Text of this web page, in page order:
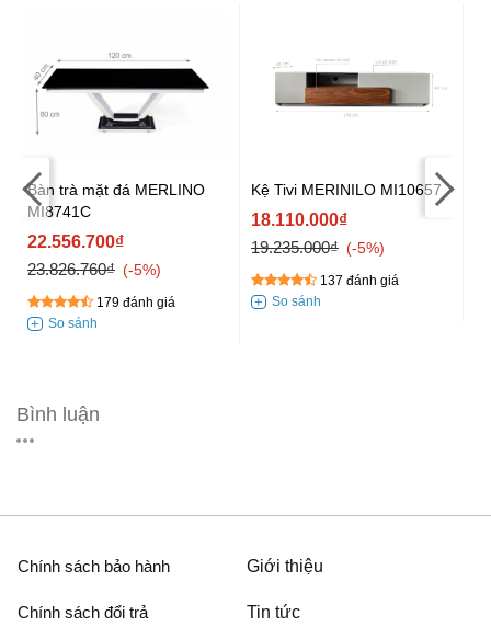
Bàn trà mặt đá MERLINO
MI8741C
22.556.700₫
23.826.760₫
-5%
179 đánh giá
Kệ Tivi MERINILO MI10657
18.110.000₫
19.235.000₫
-5%
137 đánh giá
Bình luận
Chính sách bảo hành
Chính sách đổi trả
Giới thiệu
Tin tức